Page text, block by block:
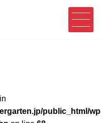
public_html/